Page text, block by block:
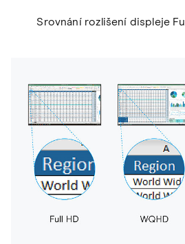
Srovnání rozlišení displeje